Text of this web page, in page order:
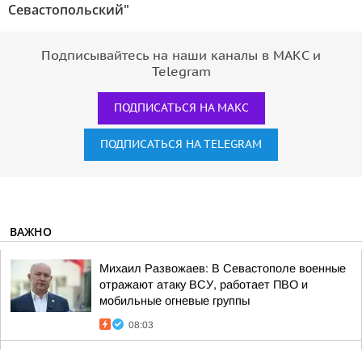
Севастопольский"
Подписывайтесь на наши каналы в МАКС и
Telegram
ПОДПИСАТЬСЯ НА МАКС
ПОДПИСАТЬСЯ НА TELEGRAM
ВАЖНО
Михаил Развожаев: В Севастополе военные
отражают атаку ВСУ, работает ПВО и
мобильные огневые группы
08:03